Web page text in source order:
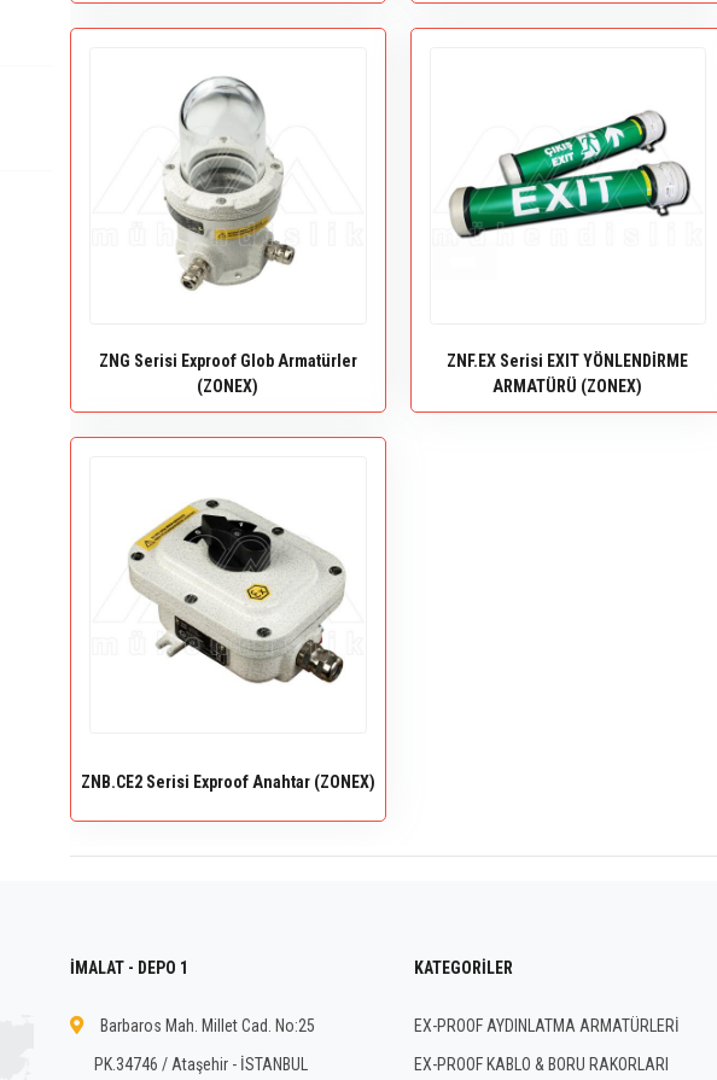
ZNG Serisi Exproof Glob Armatürler
(ZONEX)
ZNF.EX Serisi EXIT YÖNLENDİRME
ARMATÜRÜ (ZONEX)
ZNB.CE2 Serisi Exproof Anahtar (ZONEX)
İMALAT - DEPO 1
Barbaros Mah. Millet Cad. No:25
PK.34746 / Ataşehir - İSTANBUL
KATEGORILER
EX-PROOF AYDINLATMA ARMATÜRLERİ
EX-PROOF KABLO & BORU RAKORLARI